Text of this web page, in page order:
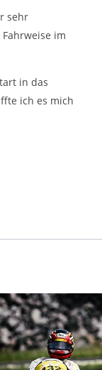
sehr
im
in das
ich es mich